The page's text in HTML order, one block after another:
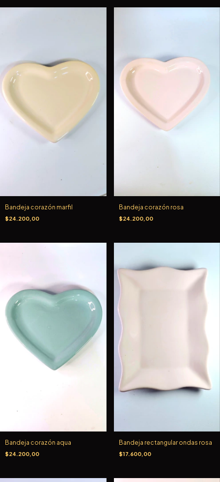
Bandeja corazón marfil
$24.200,00
Bandeja corazón rosa
$24.200,00
Bandeja corazón aqua
$24.200,00
Bandeja rectangular ondas rosa
$17.600,00